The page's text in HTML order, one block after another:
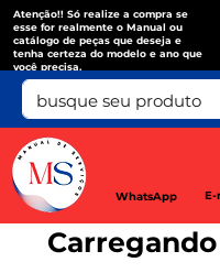
Atenção!! Só realize a compra se
esse for realmente o Manual ou
catálogo de peças que deseja e
tenha certeza do modelo e ano que
você precisa.
WhatsApp E-